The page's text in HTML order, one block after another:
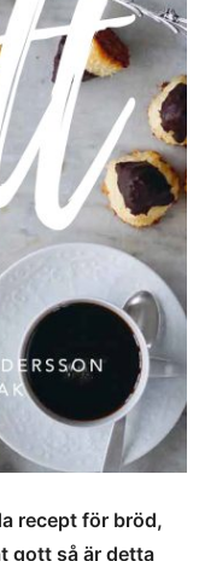
recept för bröd,
gott så är detta